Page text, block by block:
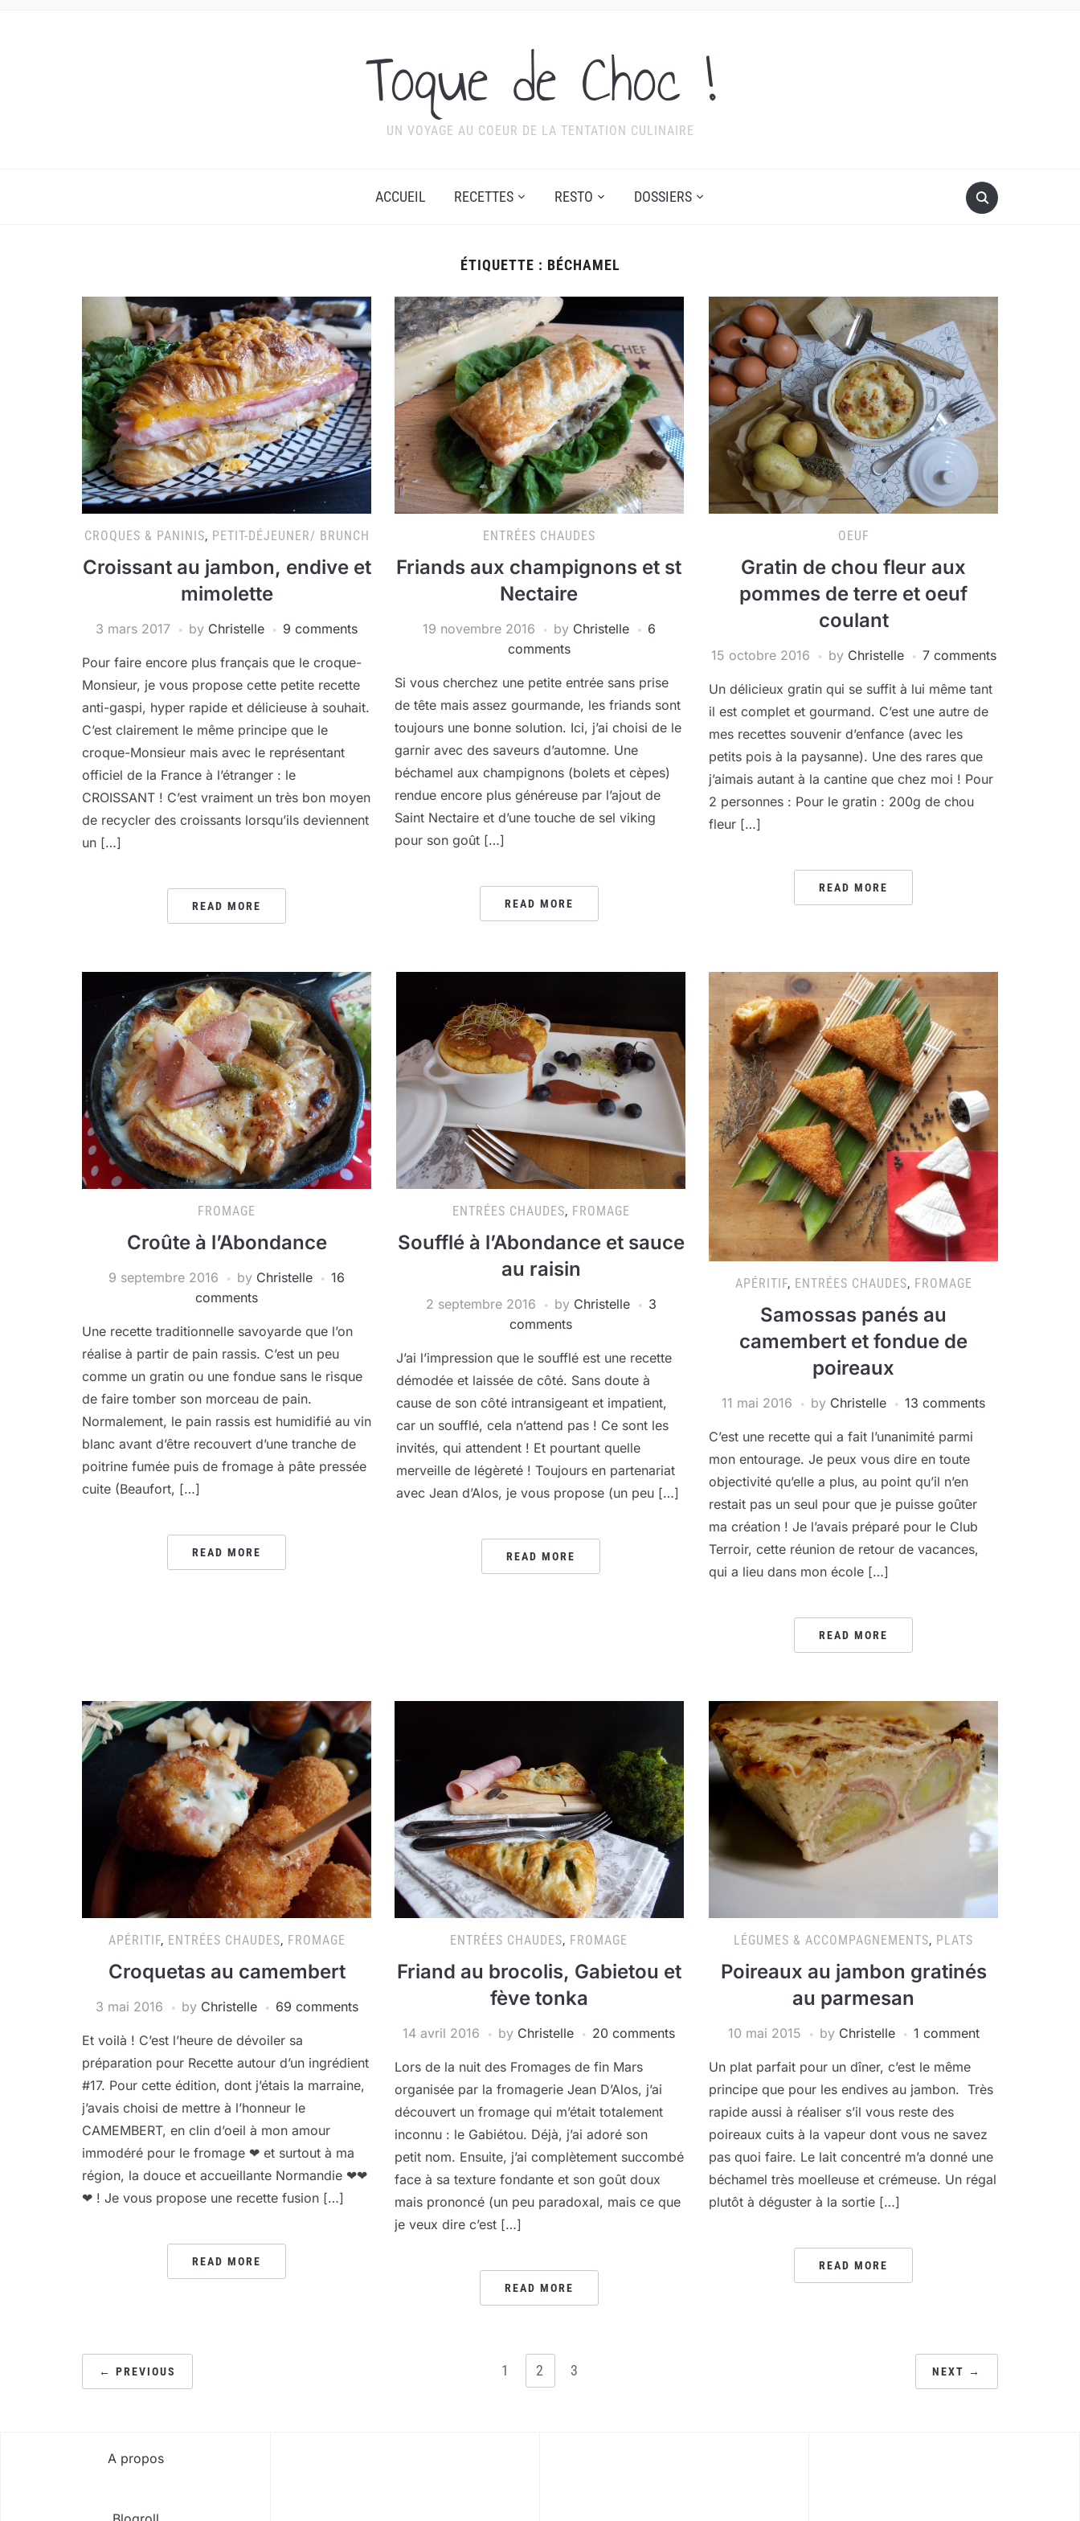
Toque de Choc !
UN VOYAGE AU COEUR DE LA TENTATION CULINAIRE
ACCUEIL RECETTES RESTO DOSSIERS
ÉTIQUETTE : BÉCHAMEL
CROQUES & PANINIS, PETIT-DÉJEUNER/ BRUNCH
Croissant au jambon, endive et
mimolette
3 mars 2017 by Christelle 9 comments
Pour faire encore plus français que le croque-
Monsieur, je vous propose cette petite recette
anti-gaspi, hyper rapide et délicieuse à souhait.
C’est clairement le même principe que le
croque-Monsieur mais avec le représentant
officiel de la France à l’étranger : le
CROISSANT ! C’est vraiment un très bon moyen
de recycler des croissants lorsqu’ils deviennent
un […]
READ MORE
ENTRÉES CHAUDES
Friands aux champignons et st
Nectaire
19 novembre 2016 by Christelle
6
comments
Si vous cherchez une petite entrée sans prise
de tête mais assez gourmande, les friands sont
toujours une bonne solution. Ici, j’ai choisi de le
garnir avec des saveurs d’automne. Une
béchamel aux champignons (bolets et cèpes)
rendue encore plus généreuse par l’ajout de
Saint Nectaire et d’une touche de sel viking
pour son goût […]
READ MORE
OEUF
Gratin de chou fleur aux
pommes de terre et oeuf
coulant
15 octobre 2016 by Christelle 7 comments
Un délicieux gratin qui se suffit à lui même tant
il est complet et gourmand. C’est une autre de
mes recettes souvenir d’enfance (avec les
petits pois à la paysanne). Une des rares que
j’aimais autant à la cantine que chez moi ! Pour
2 personnes : Pour le gratin : 200g de chou
fleur […]
READ MORE
FROMAGE
Croûte à l’Abondance
9 septembre 2016 by Christelle
16
comments
Une recette traditionnelle savoyarde que l’on
réalise à partir de pain rassis. C’est un peu
comme un gratin ou une fondue sans le risque
de faire tomber son morceau de pain.
Normalement, le pain rassis est humidifié au vin
blanc avant d’être recouvert d’une tranche de
poitrine fumée puis de fromage à pâte pressée
cuite (Beaufort, […]
READ MORE
ENTRÉES CHAUDES, FROMAGE
Soufflé à l’Abondance et sauce
au raisin
2 septembre 2016 by Christelle
3
comments
J’ai l’impression que le soufflé est une recette
démodée et laissée de côté. Sans doute à
cause de son côté intransigeant et impatient,
car un soufflé, cela n’attend pas ! Ce sont les
invités, qui attendent ! Et pourtant quelle
merveille de légèreté ! Toujours en partenariat
avec Jean d’Alos, je vous propose (un peu […]
READ MORE
APÉRITIF, ENTRÉES CHAUDES, FROMAGE
Samossas panés au
camembert et fondue de
poireaux
11 mai 2016 by Christelle 13 comments
C’est une recette qui a fait l’unanimité parmi
mon entourage. Je peux vous dire en toute
objectivité qu’elle a plus, au point qu’il n’en
restait pas un seul pour que je puisse goûter
ma création ! Je l’avais préparé pour le Club
Terroir, cette réunion de retour de vacances,
qui a lieu dans mon école […]
READ MORE
APÉRITIF, ENTRÉES CHAUDES, FROMAGE
Croquetas au camembert
3 mai 2016 by Christelle 69 comments
Et voilà ! C’est l’heure de dévoiler sa
préparation pour Recette autour d’un ingrédient
#17. Pour cette édition, dont j’étais la marraine,
j’avais choisi de mettre à l’honneur le
CAMEMBERT, en clin d’oeil à mon amour
immodéré pour le fromage ❤ et surtout à ma
région, la douce et accueillante Normandie ❤❤
❤ ! Je vous propose une recette fusion […]
READ MORE
ENTRÉES CHAUDES, FROMAGE
Friand au brocolis, Gabietou et
fève tonka
14 avril 2016 by Christelle 20 comments
Lors de la nuit des Fromages de fin Mars
organisée par la fromagerie Jean D’Alos, j’ai
découvert un fromage qui m’était totalement
inconnu : le Gabiétou. Déjà, j’ai adoré son
petit nom. Ensuite, j’ai complètement succombé
face à sa texture fondante et son goût doux
mais prononcé (un peu paradoxal, mais ce que
je veux dire c’est […]
READ MORE
LÉGUMES & ACCOMPAGNEMENTS, PLATS
Poireaux au jambon gratinés
au parmesan
10 mai 2015 by Christelle 1 comment
Un plat parfait pour un dîner, c’est le même
principe que pour les endives au jambon. Très
rapide aussi à réaliser s’il vous reste des
poireaux cuits à la vapeur dont vous ne savez
pas quoi faire. Le lait concentré m’a donné une
béchamel très moelleuse et crémeuse. Un régal
plutôt à déguster à la sortie […]
READ MORE
PAGINATION
DES
← PREVIOUS 1 2 3 NEXT →
A propos